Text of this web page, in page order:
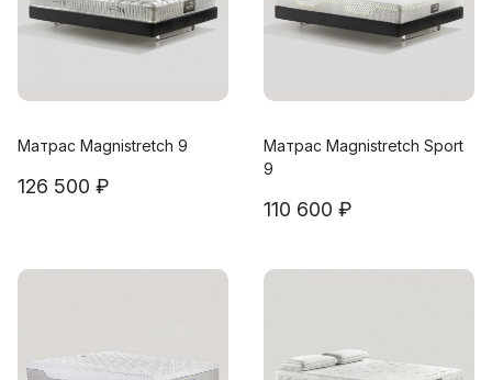
Матрас Magnistretch 9
126 500 ₽
Матрас Magnistretch Sport
9
110 600 ₽